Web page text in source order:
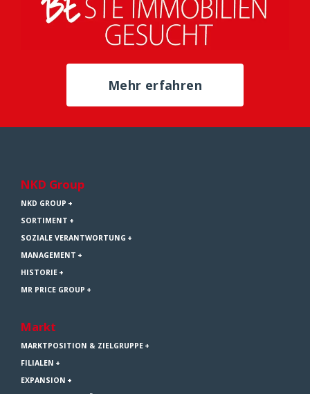
Mehr erfahren
NKD Group
NKD GROUP
SORTIMENT
SOZIALE VERANTWORTUNG
MANAGEMENT
HISTORIE
MR PRICE GROUP
Markt
MARKTPOSITION & ZIELGRUPPE
FILIALEN
EXPANSION